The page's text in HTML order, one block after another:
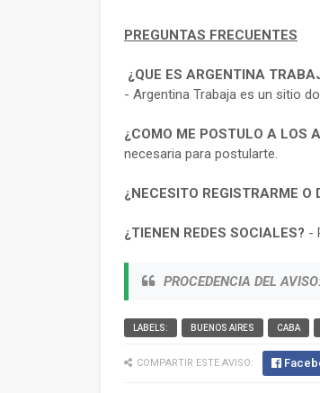
PREGUNTAS FRECUENTES
¿QUE ES ARGENTINA
- Argentina Trabaja es un sitio
¿COMO ME POSTULO A LOS
necesaria para postularte.
¿NECESITO REGISTRARME O
¿TIENEN REDES SOCIALES? -
PROCEDENCIA DEL
LABELS: BUENOS AIRES CABA
COMPARTIR ESTE AVISO: